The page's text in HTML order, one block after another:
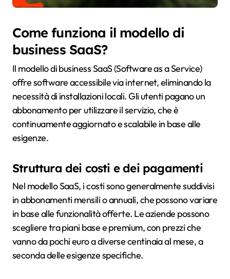
Come funziona il modello di
business SaaS?
Il modello di business SaaS (Software as a Service)
offre software accessibile via internet, eliminando la
necessità di installazioni locali. Gli utenti pagano un
abbonamento per utilizzare il servizio, che è
continuamente aggiornato e scalabile in base alle
esigenze.
Struttura dei costi e dei pagamenti
Nel modello SaaS, i costi sono generalmente suddivisi
in abbonamenti mensili o annuali, che possono variare
in base alle funzionalità offerte. Le aziende possono
scegliere tra piani base e premium, con prezzi che
vanno da pochi euro a diverse centinaia al mese, a
seconda delle esigenze specifiche.